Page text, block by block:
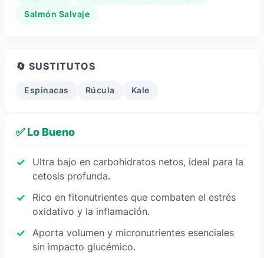
Salmón Salvaje
🔄 SUSTITUTOS
Espinacas Rúcula Kale
✅ Lo Bueno
Ultra bajo en carbohidratos netos, ideal para la
cetosis profunda.
Rico en fitonutrientes que combaten el estrés
oxidativo y la inflamación.
Aporta volumen y micronutrientes esenciales
sin impacto glucémico.